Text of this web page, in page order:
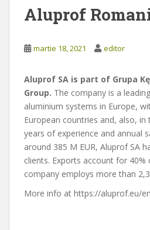
Aluprof
martie 18, 2021 editor
Aluprof SA is part of Grupa
Group. The company is a
aluminium systems in Europe,
European countries and, also, in
years of experience and annual
around 385 M EUR, Aluprof SA
clients. Exports account for 40%
company employs more than
More info at https://aluprof.eu/